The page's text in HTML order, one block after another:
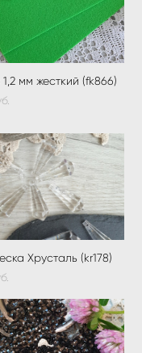
мм жесткий (fk866)
Хрусталь (kr178)